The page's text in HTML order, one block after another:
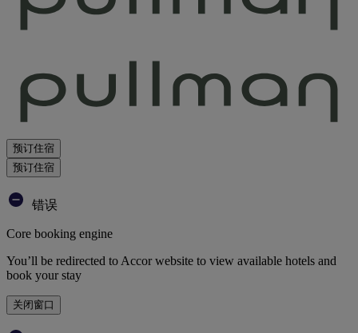
预订住宿
预订住宿
错误
Core booking engine
You’ll be redirected to Accor website to view available hotels and
book your stay
关闭窗口